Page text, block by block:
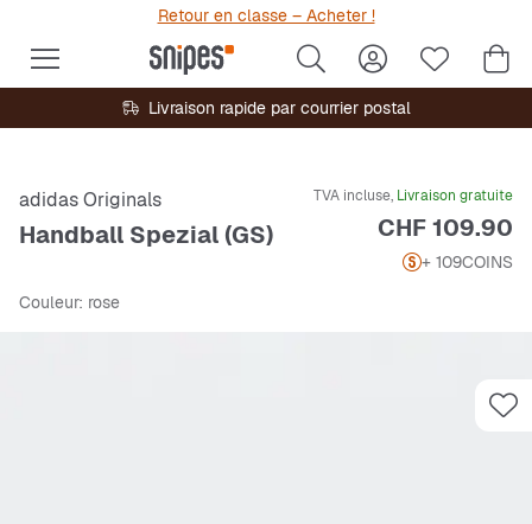
Retour en classe – Acheter !
Livraison rapide par courrier postal
adidas Originals
Handball Spezial (GS)
TVA incluse, Livraison gratuite
Prix
CHF 109.90
+ 109COINS
Couleur: rose